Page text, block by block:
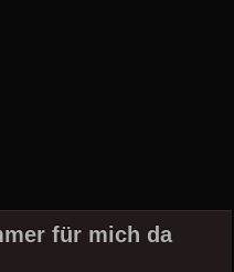
für mich da